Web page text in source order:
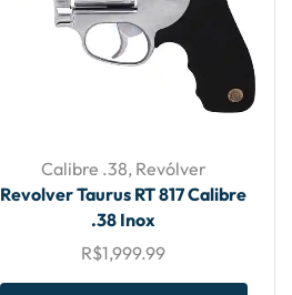
Calibre .38, Revólver
Revolver Taurus RT 817 Calibre
.38 Inox
R$1,999.99